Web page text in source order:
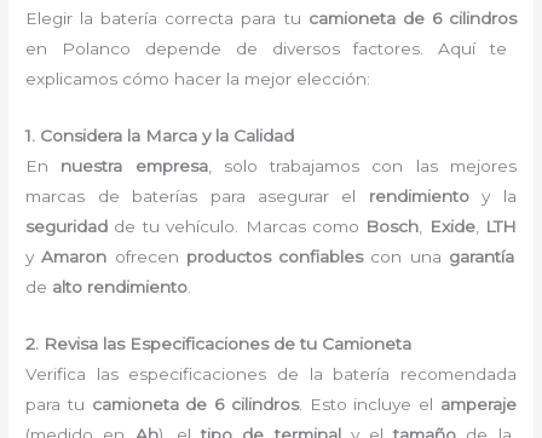
Elegir la batería correcta para tu camioneta de 6 cilindros
en Polanco depende de diversos factores. Aquí te
explicamos cómo hacer la mejor elección:
1. Considera la Marca y la Calidad
En nuestra empresa, solo trabajamos con las mejores
marcas de baterías para asegurar el rendimientoy la
seguridad de tu vehículo. Marcas como Bosch Exide,
LTH
yAmaron ofrecen productos confiablescon una garantía
de alto rendimiento
2. Revisa las Especificaciones de tu Camioneta
Verifica las especificaciones de la batería recomendada
para tu camioneta de 6 cilindros. Esto incluye el amperaje